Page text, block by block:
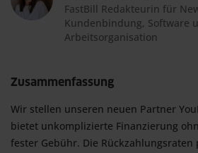
FastBill Redakteurin für
Kundenbindung, Software
Arbeitsorganisation
Zusammenfassung
Wir stellen unseren neuen Partner
bietet unkomplizierte Finanzierung
fester Gebühr. Die Rückzahlungsraten